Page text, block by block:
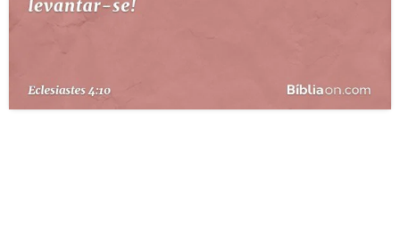
PERGUNTE À BÍBLIA
QUEM SOMOS